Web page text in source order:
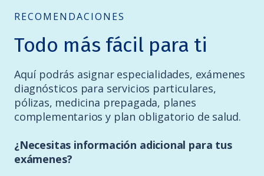
RECOMENDACIONES
Todo más fácil para ti
Aquí podrás asignar especialidades, exámenes
diagnósticos para servicios particulares,
pólizas, medicina prepagada, planes
complementarios y plan obligatorio de salud.
¿Necesitas información adicional para tus
exámenes?